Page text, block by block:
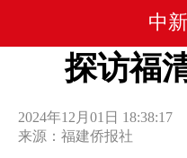
中
探访福
2024年12月01日 18:38:17
来源：福建侨报社